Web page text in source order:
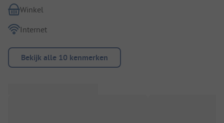
Winkel
Internet
Bekijk alle 10 kenmerken